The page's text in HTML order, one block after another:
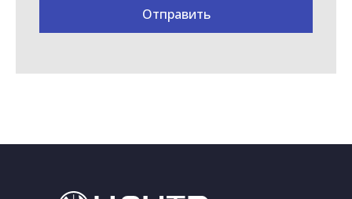
Отправить